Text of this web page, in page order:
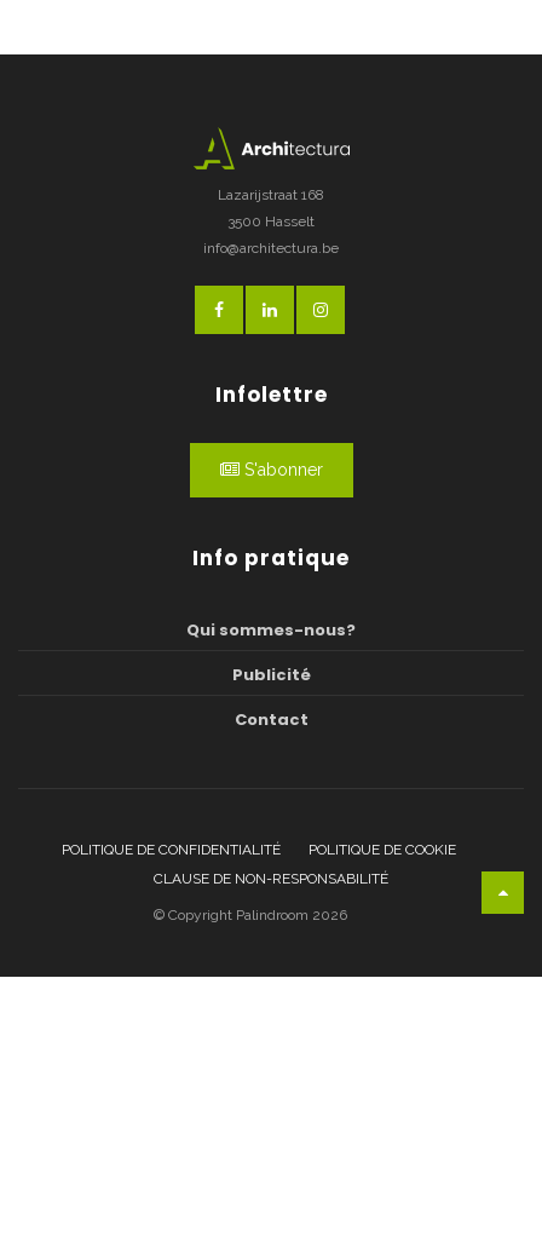
Lazarijstraat 168
3500 Hasselt
info@architectura.be
Infolettre
S'abonner
Info pratique
Qui sommes-nous?
Publicité
Contact
POLITIQUE DE CONFIDENTIALITÉ
POLITIQUE DE COOKIE
CLAUSE DE NON-RESPONSABILITÉ
© Copyright Palindroom 2026